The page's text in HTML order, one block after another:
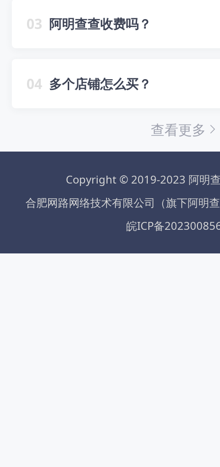
03 阿明查查收费吗？
04 多个店铺怎么买？
查看更多
Copyright © 2019-2023 阿明
合肥网路网络技术有限公司（旗下阿明
皖ICP备